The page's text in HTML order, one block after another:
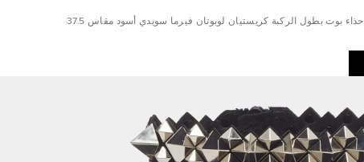
حذاء بوت بطول الركبة كريستيان لوبوتان فيرما سويدي أسود مقاس 37.5